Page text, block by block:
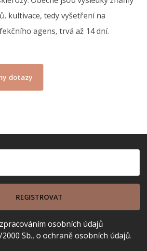
kultivace, tedy vyšetření na
agens, trvá až 14 dní.
dotazy
REGISTROVAT
osobních údajů
Sb., o ochraně osobních údajů.